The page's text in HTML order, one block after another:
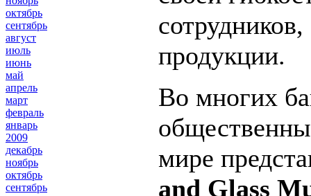
октябрь
сентябрь
август
июль
июнь
май
апрель
март
февраль
январь
2009
декабрь
ноябрь
октябрь
сентябрь
продукции.
Во многих
мире
and Glass